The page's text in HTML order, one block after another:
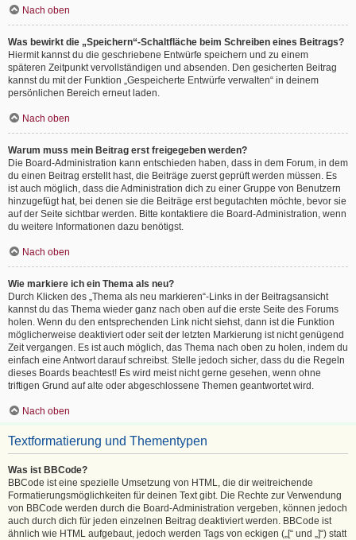
Nach oben
Was bewirkt die „Speichern“-Schaltfläche beim Schreiben eines Beitrags?
Hiermit kannst du die geschriebene Entwürfe speichern und zu einem
späteren Zeitpunkt vervollständigen und absenden. Den gesicherten Beitrag
kannst du mit der Funktion „Gespeicherte Entwürfe verwalten“ in deinem
persönlichen Bereich erneut laden.
Nach oben
Warum muss mein Beitrag erst freigegeben werden?
Die Board-Administration kann entschieden haben, dass in dem Forum, in dem
du einen Beitrag erstellt hast, die Beiträge zuerst geprüft werden müssen. Es
ist auch möglich, dass die Administration dich zu einer Gruppe von Benutzern
hinzugefügt hat, bei denen sie die Beiträge erst begutachten möchte, bevor sie
auf der Seite sichtbar werden. Bitte kontaktiere die Board-Administration, wenn
du weitere Informationen dazu benötigst.
Nach oben
Wie markiere ich ein Thema als neu?
Durch Klicken des „Thema als neu markieren“-Links in der Beitragsansicht
kannst du das Thema wieder ganz nach oben auf die erste Seite des Forums
holen. Wenn du den entsprechenden Link nicht siehst, dann ist die Funktion
möglicherweise deaktiviert oder seit der letzten Markierung ist nicht genügend
Zeit vergangen. Es ist auch möglich, das Thema nach oben zu holen, indem du
einfach eine Antwort darauf schreibst. Stelle jedoch sicher, dass du die Regeln
dieses Boards beachtest! Es wird meist nicht gerne gesehen, wenn ohne
triftigen Grund auf alte oder abgeschlossene Themen geantwortet wird.
Nach oben
Textformatierung und Thementypen
Was ist BBCode?
BBCode ist eine spezielle Umsetzung von HTML, die dir weitreichende
Formatierungsmöglichkeiten für deinen Text gibt. Die Rechte zur Verwendung
von BBCode werden durch die Board-Administration vergeben, können jedoch
auch durch dich für jeden einzelnen Beitrag deaktiviert werden. BBCode ist
ähnlich wie HTML aufgebaut, jedoch werden Tags von eckigen („[“ und „]“) statt